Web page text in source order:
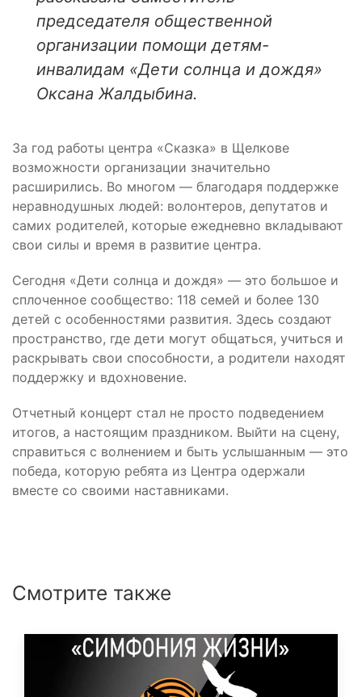
председателя общественной
организации помощи детям-
инвалидам «Дети солнца и дождя»
Оксана Жалдыбина.
За год работы центра «Сказка» в Щелкове
возможности организации значительно
расширились. Во многом — благодаря поддержке
неравнодушных людей: волонтеров, депутатов и
самих родителей, которые ежедневно вкладывают
свои силы и время в развитие центра.
Сегодня «Дети солнца и дождя» — это большое и
сплоченное сообщество: 118 семей и более 130
детей с особенностями развития. Здесь создают
пространство, где дети могут общаться, учиться и
раскрывать свои способности, а родители находят
поддержку и вдохновение.
Отчетный концерт стал не просто подведением
итогов, а настоящим праздником. Выйти на сцену,
справиться с волнением и быть услышанным — это
победа, которую ребята из Центра одержали
вместе со своими наставниками.
Смотрите также